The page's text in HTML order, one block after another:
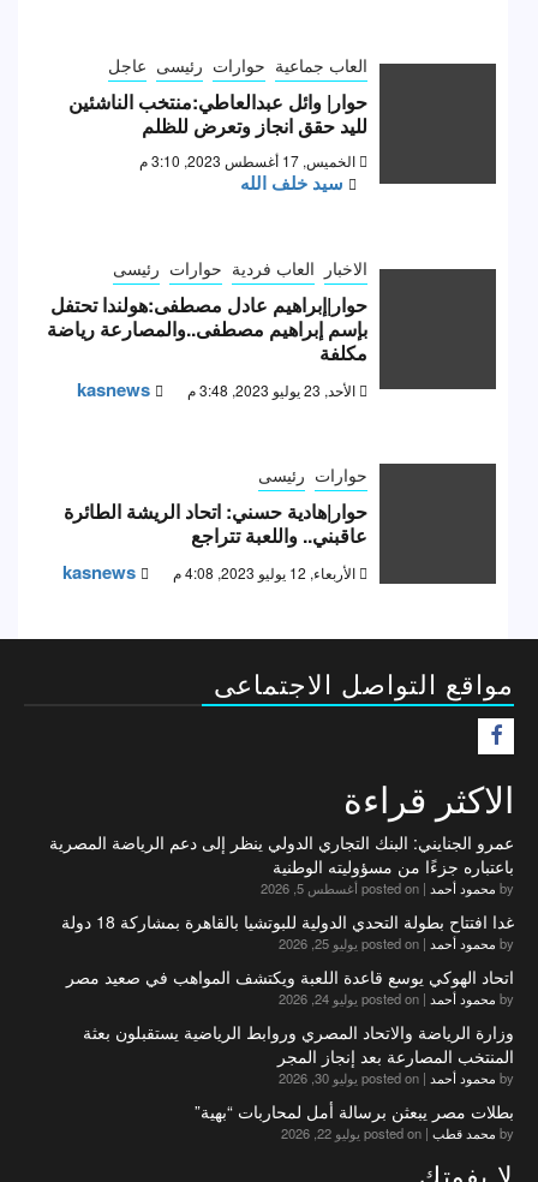
العاب جماعية حوارات رئيسى عاجل
حوار| وائل عبدالعاطي:منتخب الناشئين
لليد حقق انجاز وتعرض للظلم
الخميس, 17 أغسطس 2023, 3:10 م
سيد خلف الله
الاخبار العاب فردية حوارات رئيسى
حوار|إبراهيم عادل مصطفى:هولندا تحتفل
بإسم إبراهيم مصطفى..والمصارعة رياضة
مكلفة
الأحد, 23 يوليو 2023, 3:48 م kasnews
حوارات رئيسى
حوار|هادية حسني: اتحاد الريشة الطائرة
عاقبني.. واللعبة تتراجع
الأربعاء, 12 يوليو 2023, 4:08 م kasnews
مواقع التواصل الاجتماعى
الاكثر قراءة
عمرو الجنايني: البنك التجاري الدولي ينظر إلى دعم الرياضة المصرية
باعتباره جزءًا من مسؤوليته الوطنية
by محمود أحمد | posted on أغسطس 5, 2026
غدا افتتاح بطولة التحدي الدولية للبوتشيا بالقاهرة بمشاركة 18 دولة
by محمود أحمد | posted on يوليو 25, 2026
اتحاد الهوكي يوسع قاعدة اللعبة ويكتشف المواهب في صعيد مصر
by محمود أحمد | posted on يوليو 24, 2026
وزارة الرياضة والاتحاد المصري وروابط الرياضية يستقبلون بعثة
المنتخب المصارعة بعد إنجاز المجر
by محمود أحمد | posted on يوليو 30, 2026
بطلات مصر يبعثن برسالة أمل لمحاربات “بهية”
by محمد قطب | posted on يوليو 22, 2026
لا يفوتك